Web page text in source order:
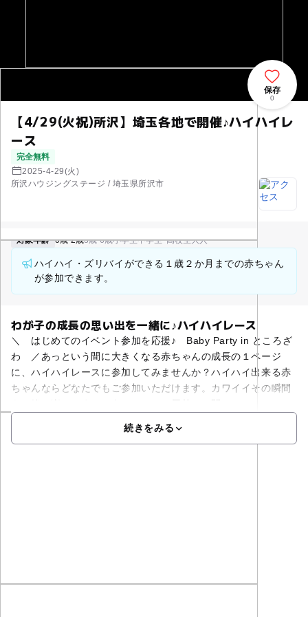
【4/29(火祝)所沢】埼玉各地で開催♪ハイハイレ
ース
完全無料
2025-4-29(火)
所沢ハウジングステージ / 埼玉県所沢市
保存
0
対象年齢 0歳-2歳3歳-6歳小学生中学生･高校生大人
ハイハイ・ズリバイができる１歳２か月までの赤ちゃん
が参加できます。
わが子の成長の思い出を一緒に♪ハイハイレース
＼ はじめてのイベント参加を応援♪ Baby Party in ところざ
わ ／あっという間に大きくなる赤ちゃんの成⾧の１ページ
に、ハイハイレースに参加してみませんか？ハイハイ出来る赤
ちゃんならどなたでもご参加いただけます。カワイイその瞬間
を一緒に楽しみましょう！レースは屋外での開
続きをみる